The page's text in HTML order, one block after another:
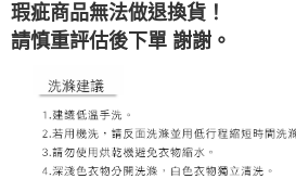
7-11取貨付款
新竹物流宅配
每筆NT$80，滿NT$1,000(含以上)免運費
宅配(自取)
瑕疵商品無法做退換貨！
請慎重評估後下單 謝謝。